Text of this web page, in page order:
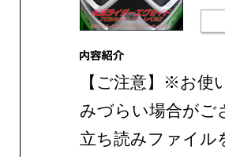
【ご注意】※お使
みづらい場合がご
立ち読みファイル